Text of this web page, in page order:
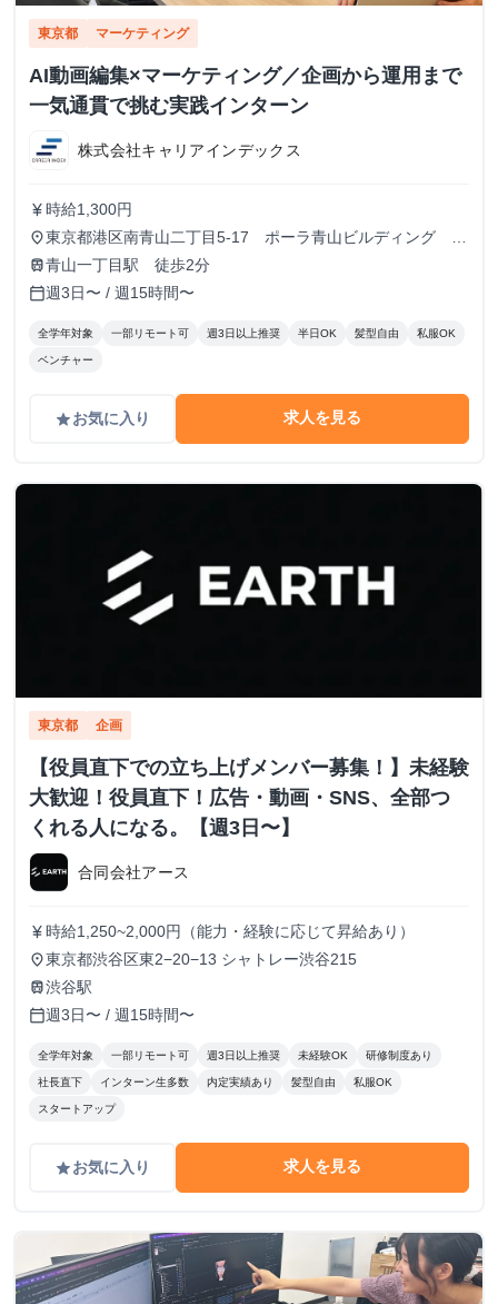
東京都 マーケティング
AI動画編集×マーケティング／企画から運用まで
一気通貫で挑む実践インターン
株式会社キャリアインデックス
currency_yen 時給1,300円
place東京都港区南青山二丁目5-17 ポーラ青山ビルディング
13F
train青山一丁目駅 徒歩2分
calendar_today週3日〜 / 週15時間〜
全学年対象 一部リモート可 週3日以上推奨 半日OK 髪型自由 私服OK
ベンチャー
gradeお気に入り 求人を見る
東京都 企画
【役員直下での立ち上げメンバー募集！】未経験
大歓迎！役員直下！広告・動画・SNS、全部つ
くれる人になる。【週3日〜】
合同会社アース
currency_yen 時給1,250~2,000円（能力・経験に応じて昇給あり）
place東京都渋谷区東2−20−13 シャトレー渋谷215
train渋谷駅
calendar_today週3日〜 / 週15時間〜
全学年対象 一部リモート可 週3日以上推奨 未経験OK 研修制度あり
社長直下 インターン生多数 内定実績あり 髪型自由 私服OK
スタートアップ
gradeお気に入り 求人を見る